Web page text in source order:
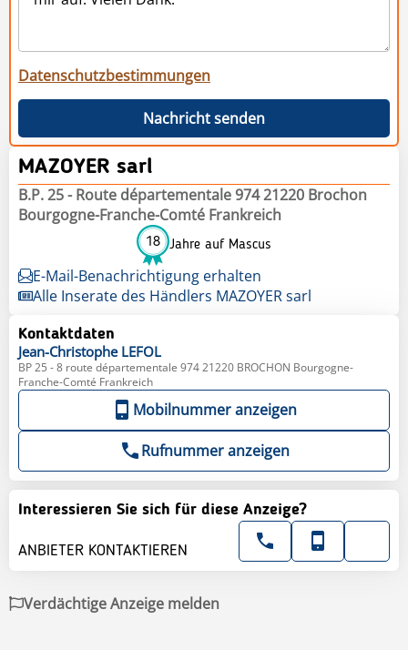
Datenschutzbestimmungen
Nachricht senden
MAZOYER sarl
B.P. 25 - Route départementale 974 21220 Brochon
Bourgogne-Franche-Comté Frankreich
18 Jahre auf Mascus
E-Mail-Benachrichtigung erhalten
Alle Inserate des Händlers MAZOYER sarl
Kontaktdaten
Jean-Christophe LEFOL
BP 25 - 8 route départementale 974 21220 BROCHON Bourgogne-
Franche-Comté Frankreich
Mobilnummer anzeigen
Rufnummer anzeigen
Interessieren Sie sich für diese Anzeige?
ANBIETER KONTAKTIEREN
Verdächtige Anzeige melden